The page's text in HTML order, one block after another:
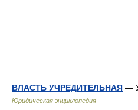
ВЛАСТЬ УЧРЕДИТЕЛЬНАЯ —
Юридическая энциклопедия